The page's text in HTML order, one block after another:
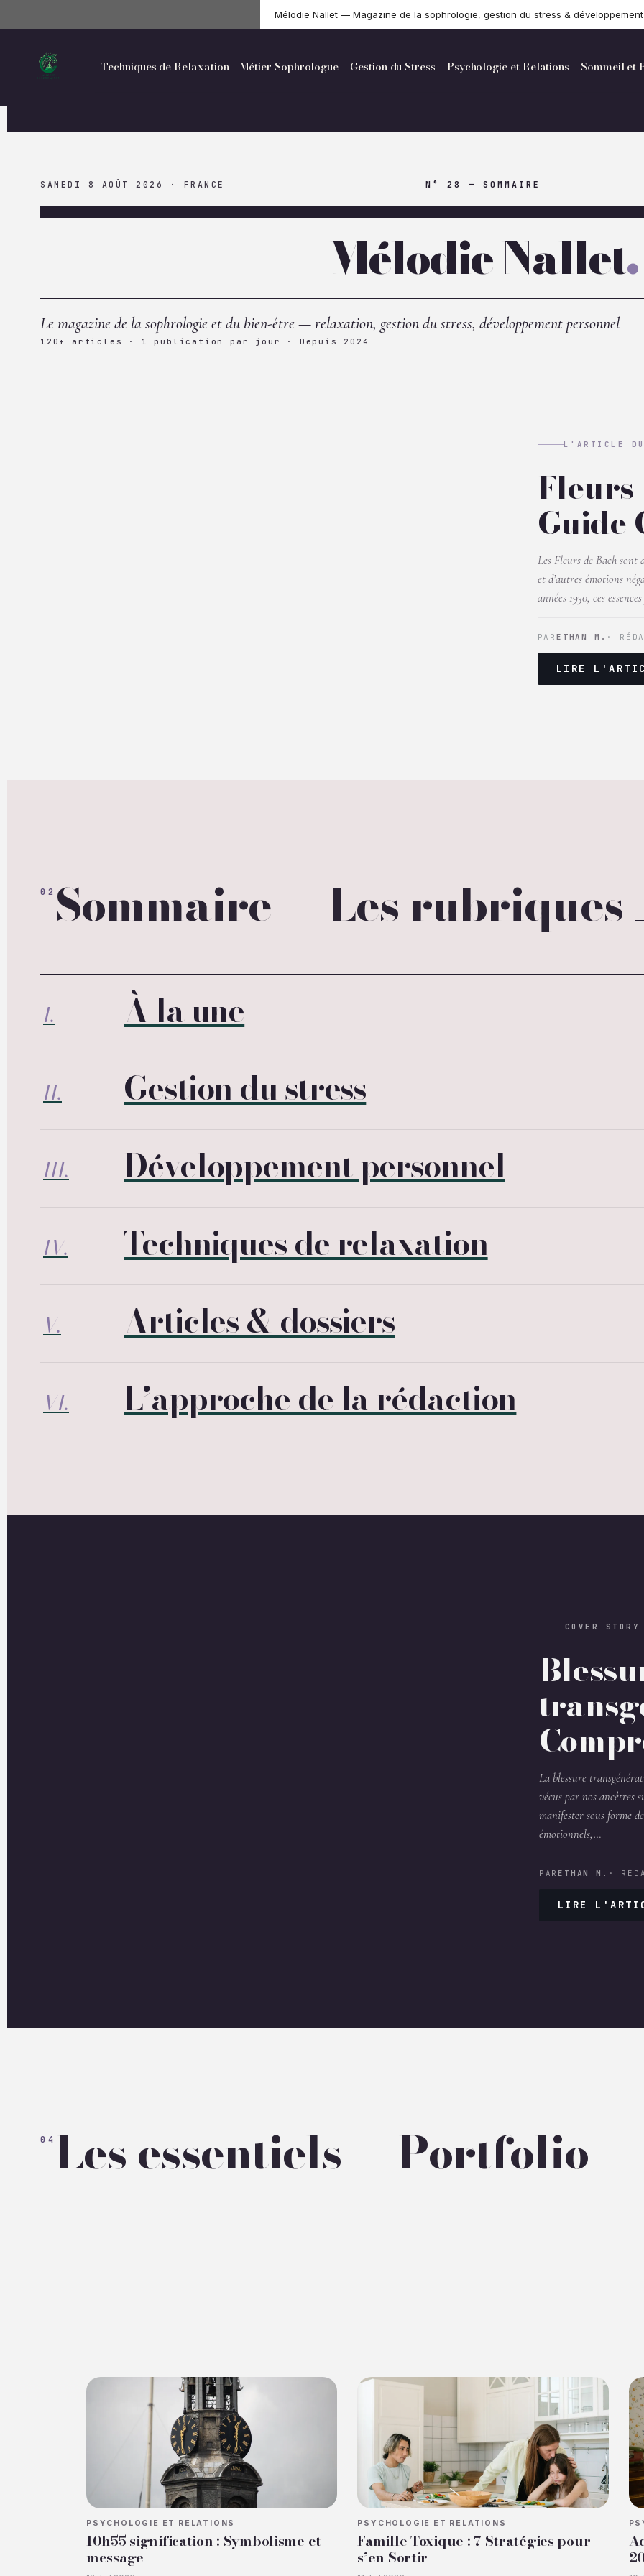
au
Mélodie Nallet — Magazine de la sophrologie, gestion du stress &
Techniques de Relaxation Métier Sophrologue Gestion du Stress Psychologie et Relations Sommeil et
SAMEDI 8 AOÛT 2026 · FRANCE N° 28 — SOMMAIRE
Mélodie Nallet.
Le magazine de la sophrologie et du bien-être — relaxation, gestion du stress, développement personnel
120+ articles · 1 publication par jour · Depuis 2024
L'ARTICLE
Guide
Les Fleurs de Bach sont
et d’autres émotions
années 1930, ces
PARETHAN M. ·
LIRE
02 Sommaire — Les rubriques
I. À la une
II. Gestion du stress
III. Développement personnel
IV. Techniques de relaxation
V. Articles & dossiers
VI. L’approche de la rédaction
COVER STORY
La blessure
vécus par nos ancêtres
manifester sous forme
émotionnels,…
PARETHAN M. ·
LIRE
04 Les essentiels — Portfolio
PSYCHOLOGIE ET RELATIONS
10h55 signification : Symbolisme et
message
PSYCHOLOGIE ET RELATIONS
Famille Toxique : 7 Stratégies pour
s’en Sortir